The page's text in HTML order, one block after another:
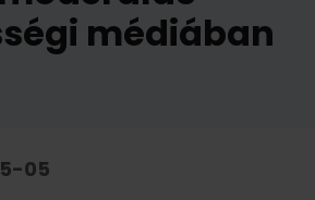
médiában
05